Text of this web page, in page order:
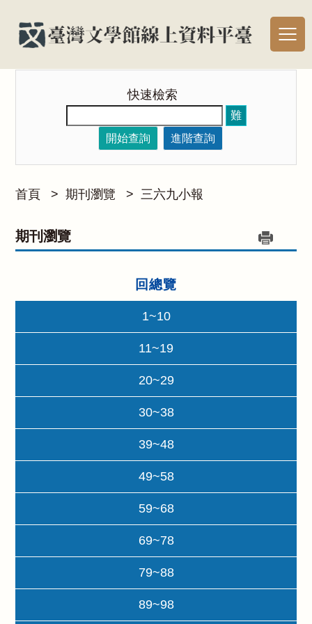
快速檢索
難
開始查詢
進階查詢
首頁 > 期刊瀏覽 > 三六九小報
期刊瀏覽
回總覽
1~10
11~19
20~29
30~38
39~48
49~58
59~68
69~78
79~88
89~98